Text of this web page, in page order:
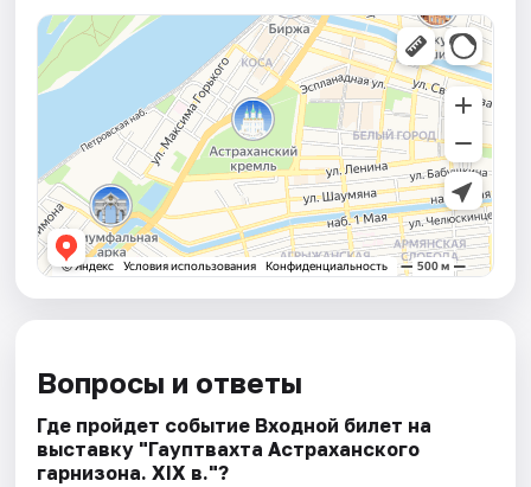
Вопросы и ответы
Где пройдет событие Входной билет на
выставку "Гауптвахта Астраханского
гарнизона. XIX в."?